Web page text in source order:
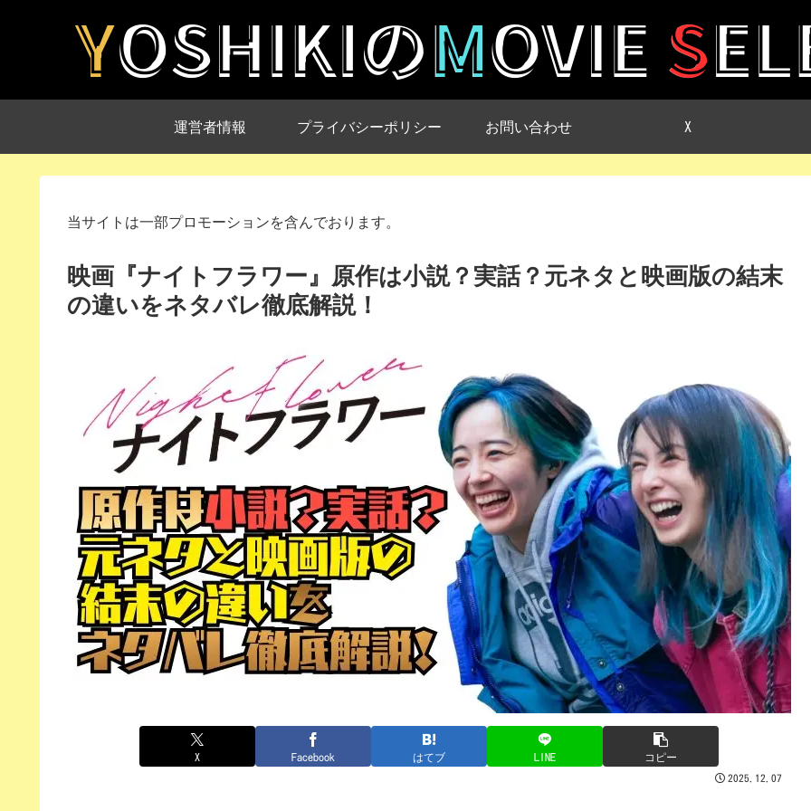
運営者情報 プライバシーポリシー お問い合わせ X
当サイトは一部プロモーションを含んでおります。
映画『ナイトフラワー』原作は小説？実話？元ネタと映画版の結末
の違いをネタバレ徹底解説！
X Facebook はてブ LINE コピー
2025.12.07